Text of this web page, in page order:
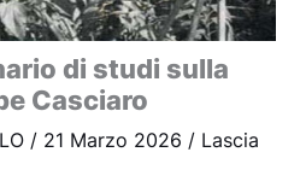
di studi sulla
Casciaro
/ 21 Marzo 2026 / Lascia